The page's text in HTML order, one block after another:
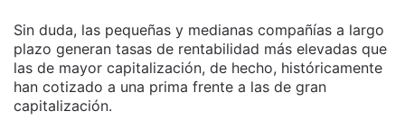
Sin duda, las pequeñas y medianas compañías a largo
plazo generan tasas de rentabilidad más elevadas que
las de mayor capitalización, de hecho, históricamente
han cotizado a una prima frente a las de gran
capitalización.